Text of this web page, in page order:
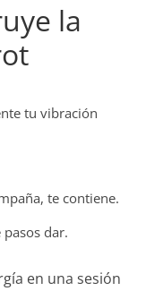
la
tu vibración
te contiene.
dar.
en una sesión